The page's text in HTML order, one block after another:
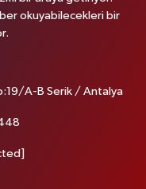
okuyabilecekleri bir
A-B Serik / Antalya